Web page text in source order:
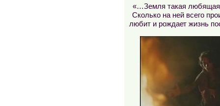
«…Земля такая любящая,
Сколько на ней всего
любит и рождает жизнь